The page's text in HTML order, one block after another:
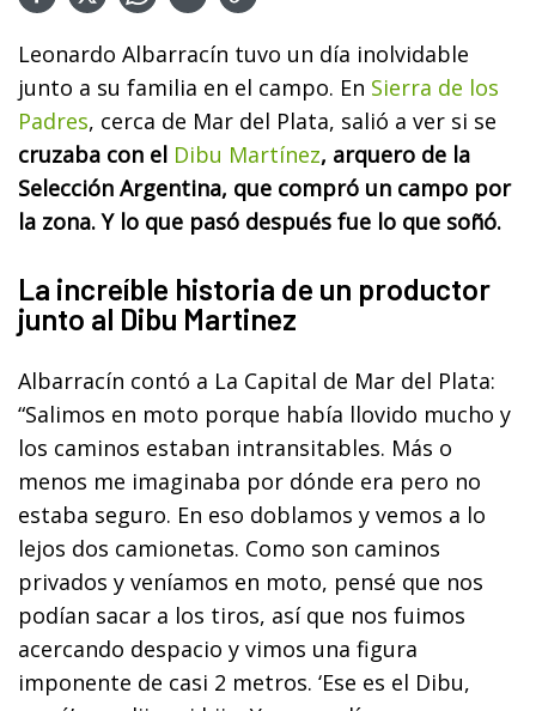
Leonardo Albarracín tuvo un día inolvidable
junto a su familia en el campo. En Sierra de los
Padres, cerca de Mar del Plata, salió a ver si se
cruzaba con el Dibu Martínez, arquero de la
Selección Argentina, que compró un campo por
la zona. Y lo que pasó después fue lo que soñó.
La increíble historia de un productor
junto al Dibu Martinez
Albarracín contó a La Capital de Mar del Plata:
“Salimos en moto porque había llovido mucho y
los caminos estaban intransitables. Más o
menos me imaginaba por dónde era pero no
estaba seguro. En eso doblamos y vemos a lo
lejos dos camionetas. Como son caminos
privados y veníamos en moto, pensé que nos
podían sacar a los tiros, así que nos fuimos
acercando despacio y vimos una figura
imponente de casi 2 metros. ‘Ese es el Dibu,